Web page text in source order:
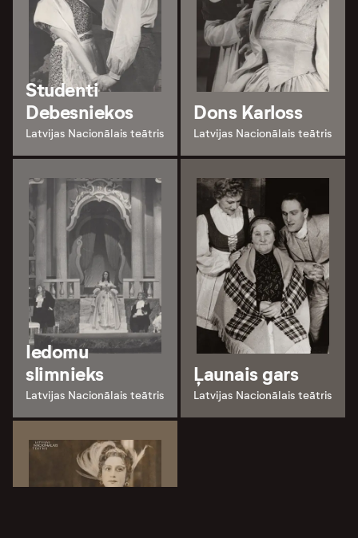
Studenti
Debesniekos
Latvijas Nacionālais teātris
Dons Karloss
Latvijas Nacionālais teātris
Iedomu
slimnieks
Latvijas Nacionālais teātris
Ļaunais gars
Latvijas Nacionālais teātris